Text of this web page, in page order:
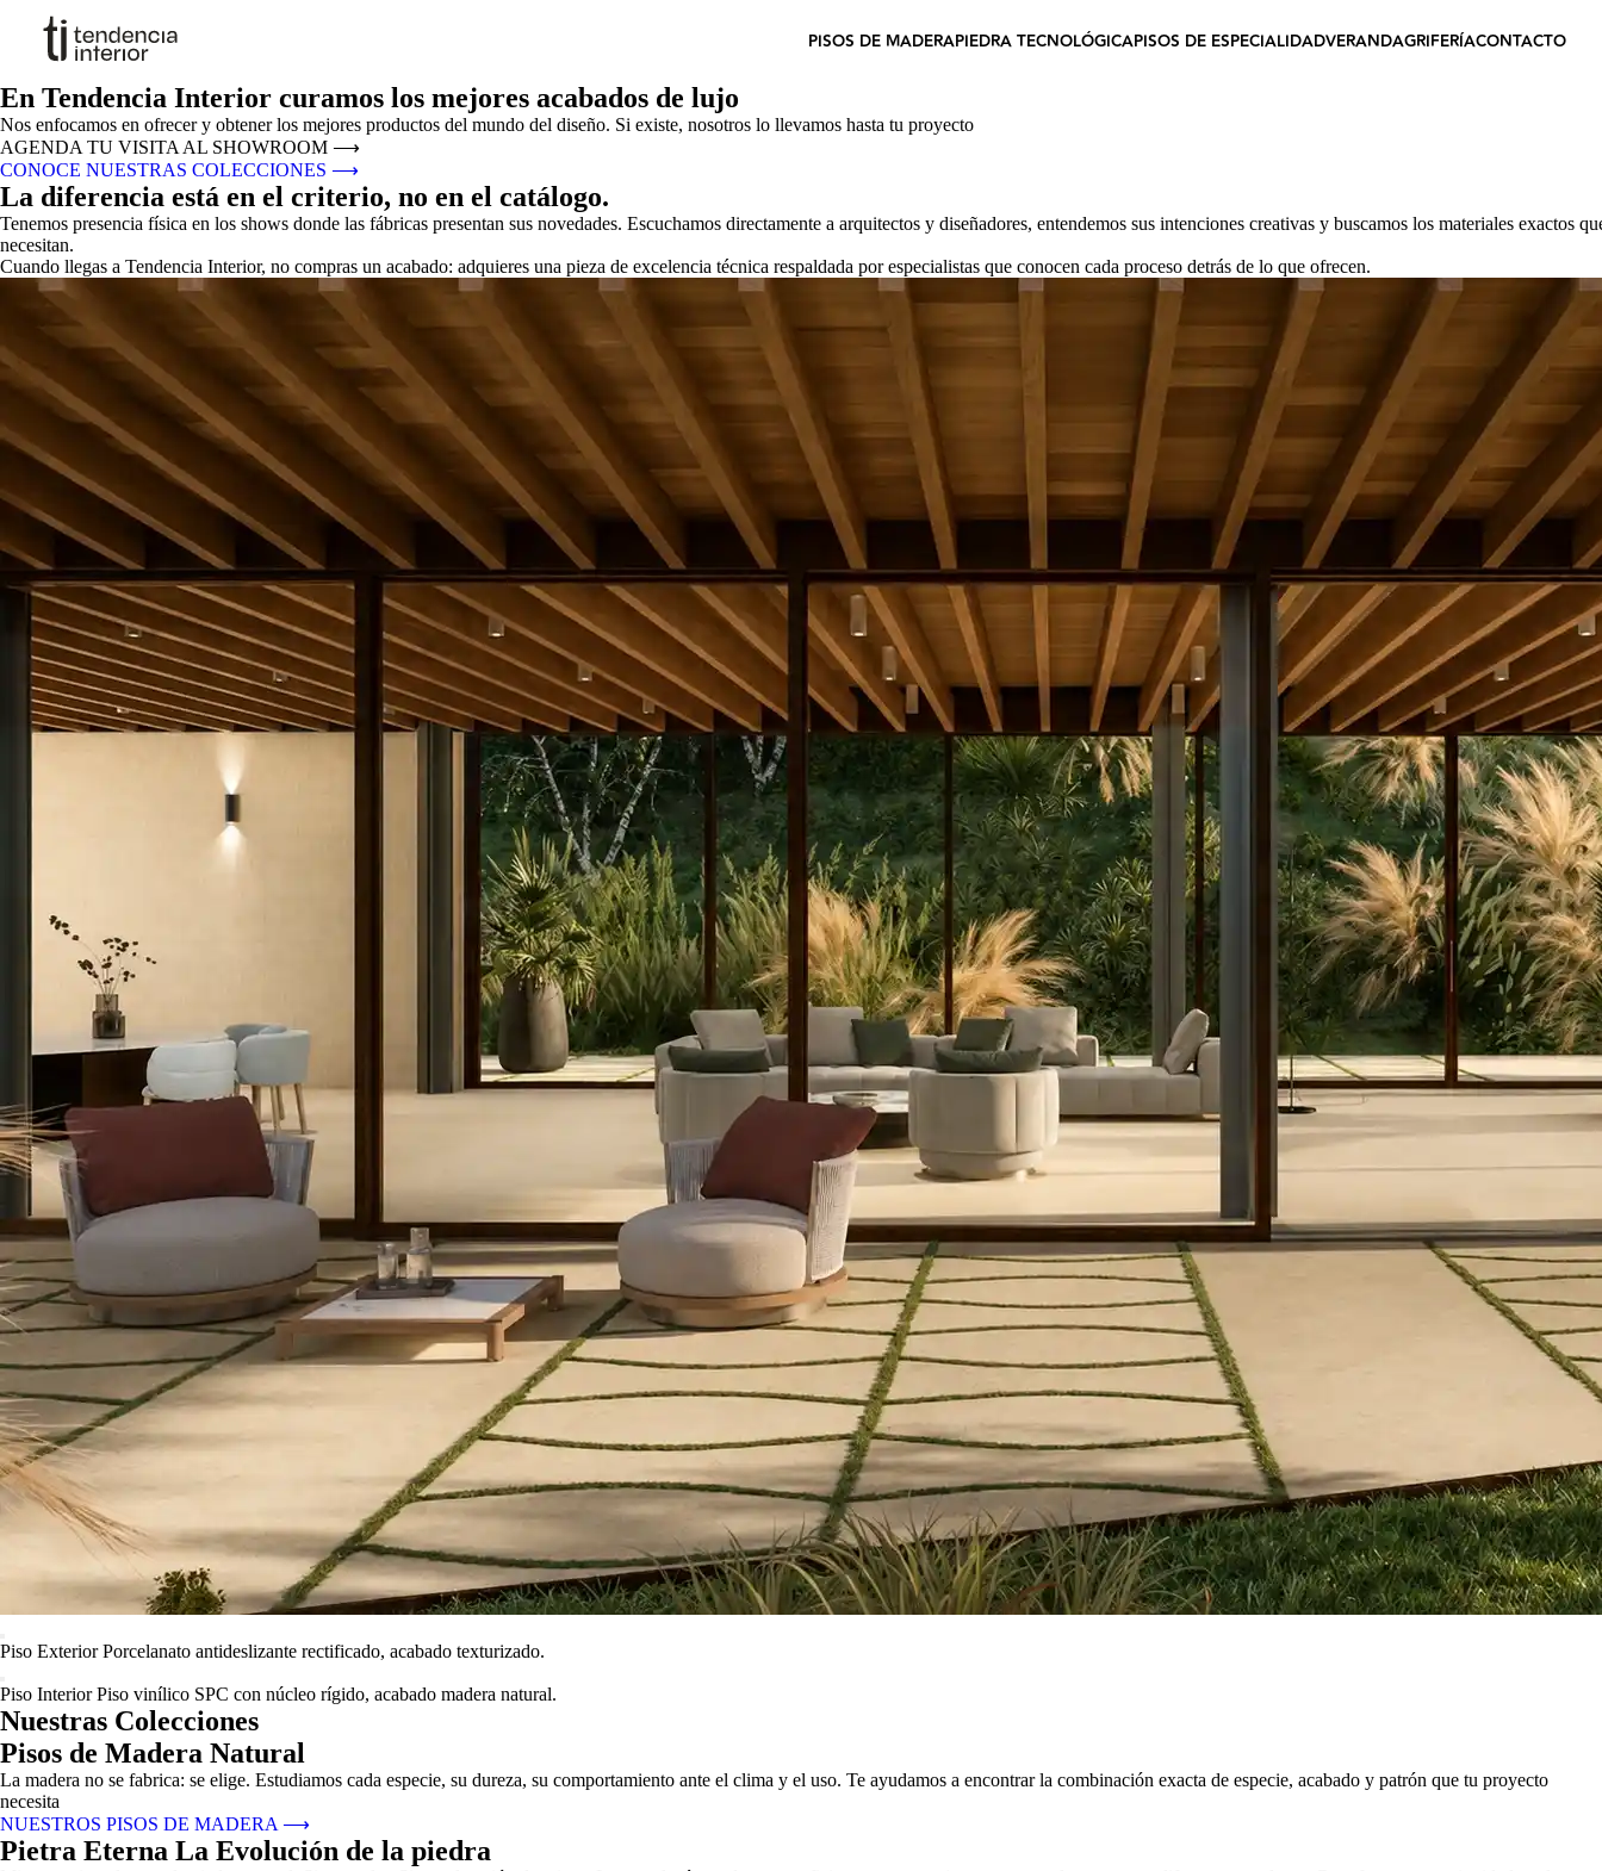
PISOS DE MADERAPIEDRA TECNOLÓGICAPISOS DE ESPECIALIDADVERANDAGRIFERÍACONTACTO
En Tendencia Interior curamos los mejores acabados de lujo
Nos enfocamos en ofrecer y obtener los mejores productos del mundo del diseño. Si existe, nosotros lo llevamos hasta tu proyecto
AGENDA TU VISITA AL SHOWROOM ⟶
CONOCE NUESTRAS COLECCIONES ⟶
La diferencia está en el criterio, no en el catálogo.
Tenemos presencia física en los shows donde las fábricas presentan sus novedades. Escuchamos directamente a arquitectos y diseñadores, entendemos sus intenciones creativas y buscamos los materiales exactos
necesitan.
Cuando llegas a Tendencia Interior, no compras un acabado: adquieres una pieza de excelencia técnica respaldada por especialistas que conocen cada proceso detrás de lo que ofrecen.
Piso Exterior Porcelanato antideslizante rectificado, acabado texturizado.
Piso Interior Piso vinílico SPC con núcleo rígido, acabado madera natural.
Nuestras Colecciones
Pisos de Madera Natural
La madera no se fabrica: se elige. Estudiamos cada especie, su dureza, su comportamiento ante el clima y el uso. Te ayudamos a encontrar la combinación exacta de especie, acabado y patrón que tu proyecto
necesita
NUESTROS PISOS DE MADERA ⟶
Pietra Eterna La Evolución de la piedra